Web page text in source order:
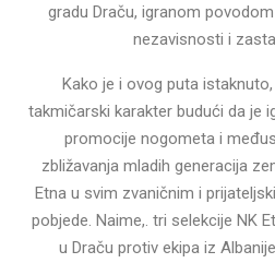
gradu Draču, igranom
nezavisnosti i
Kako je i ovog puta
takmičarski karakter budući da je
promocije nogometa i
zbližavanja mladih generacija
Etna u svim zvaničnim i
pobjede. Naime,. tri selekcije NK
u Draču protiv ekipa iz